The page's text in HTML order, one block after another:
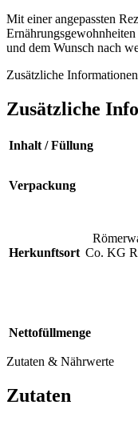
Mit einer angepassten
und dem Wunsch nach
Zusätzliche Informationen
Zusätzliche
Inhalt / Füllung
Verpackung
Herkunftsort Co. KG
Nettofüllmenge
Zutaten & Nährwerte
Zutaten